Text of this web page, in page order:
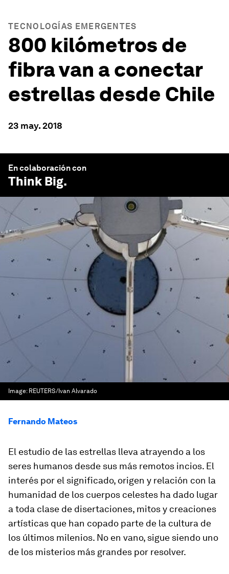
TECNOLOGÍAS EMERGENTES
800 kilómetros de
fibra van a conectar
estrellas desde Chile
23 may. 2018
En colaboración con
Think Big.
Image: REUTERS/Ivan Alvarado
Fernando Mateos
El estudio de las estrellas lleva atrayendo a los
seres humanos desde sus más remotos incios. El
interés por el significado, origen y relación con la
humanidad de los cuerpos celestes ha dado lugar
a toda clase de disertaciones, mitos y creaciones
artísticas que han copado parte de la cultura de
los últimos milenios. No en vano, sigue siendo uno
de los misterios más grandes por resolver.